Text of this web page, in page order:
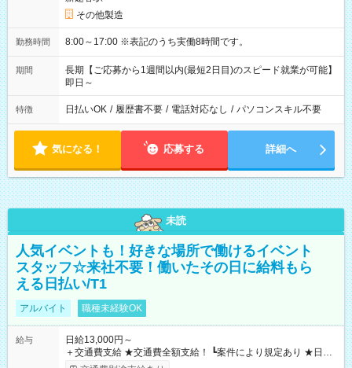
その他製造
勤務時間 8:00～17:00 ※表記のうち実働8時間です。
期間
長期【ご応募から1週間以内(最短2日目)のスピード就業が可能】
即日～
特徴 日払いOK / 履歴書不要 / 電話対応なし / パソコンスキル不要
気になる！ 応募する 詳細へ
未読
人気イベントも！好きな場所で働けるイベント
スタッフ☆来社不要！働いたその日に給料もら
える日払い/T1
アルバイト 職種未経験OK
給与
日給13,000円～
＋交通費支給 ★交通費全額支給！ ┗案件により規定あり ★日払
いOK！（規定あり） ┗働いたその日に現金GET♪ お仕事後はコ